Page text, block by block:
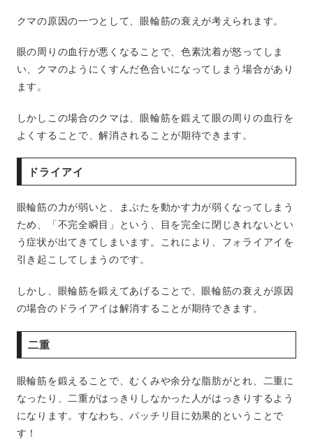
クマの原因の一つとして、眼輪筋の衰えが考えられます。
眼の周りの血行が悪くなることで、色素沈着が怒ってしま
い、クマのようにくすんだ色合いになってしまう場合があり
ます。
しかしこの場合のクマは、眼輪筋を鍛えて眼の周りの血行を
よくすることで、解消されることが期待できます。
ドライアイ
眼輪筋の力が弱いと、まぶたを動かす力が弱くなってしまう
ため、「不完全瞬目」という、目を完全に閉じきれないとい
う症状が出てきてしまいます。これにより、フォライアイを
引き起こしてしまうのです。
しかし、眼輪筋を鍛えてあげることで、眼輪筋の衰えが原因
の場合のドライアイは解消することが期待できます。
二重
眼輪筋を鍛えることで、むくみや余分な脂肪がとれ、二重に
なったり、二重がはっきりしなかった人がはっきりするよう
になります。すなわち、パッチリ目に効果的ということで
す！